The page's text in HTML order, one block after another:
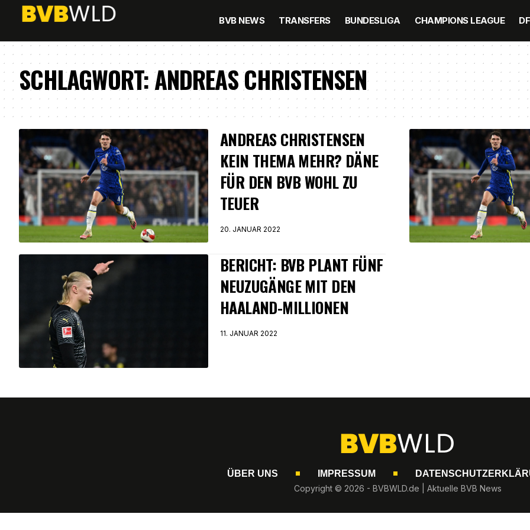
BVB NEWS TRANSFERS BUNDESLIGA CHAMPIONS LEAGUE
SCHLAGWORT:ANDREAS CHRISTENSEN
ANDREAS CHRISTENSEN
KEIN THEMA MEHR? DÄNE
FÜR DEN BVB WOHL ZU
TEUER
20. JANUAR 2022
BERICHT: BVB PLANT FÜNF
NEUZUGÄNGE MIT DEN
HAALAND-MILLIONEN
11. JANUAR 2022
ÜBER UNS IMPRESSUM
Copyright © 2026 - BVBWLD.de | Aktuelle BVB News